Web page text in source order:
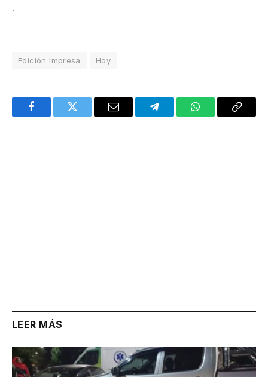
.
Edición Impresa Hoy
FacebookTwitter Email TelegramWhatsAppCopy
LEER MÁS